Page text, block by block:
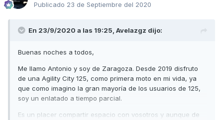
Publicado 23 de Septiembre del 2020
En 23/9/2020 a las 19:25, Avelazgz dijo:
Buenas noches a todos,
Me llamo Antonio y soy de Zaragoza. Desde 2019 disfruto
de una Agility City 125, como primera moto en mi vida, ya
que como imagino la gran mayoría de los usuarios de 125,
soy un enlatado a tiempo parcial.
Es un placer compartir espacio con vosotros y aunque de